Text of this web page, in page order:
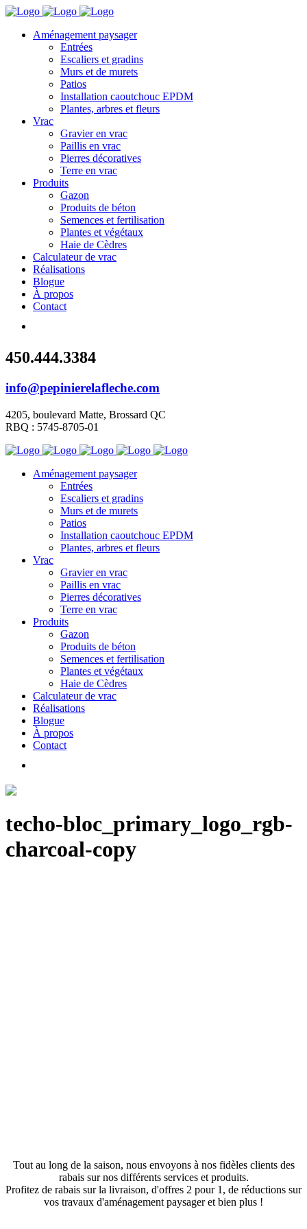
Aménagement paysager
Entrées
Escaliers et gradins
Murs et de murets
Patios
Installation caoutchouc EPDM
Plantes, arbres et fleurs
Vrac
Gravier en vrac
Paillis en vrac
Pierres décoratives
Terre en vrac
Produits
Gazon
Produits de béton
Semences et fertilisation
Plantes et végétaux
Haie de Cèdres
Calculateur de vrac
Réalisations
Blogue
À propos
Contact
450.444.3384
info@pepinierelafleche.com
4205, boulevard Matte, Brossard QC
RBQ : 5745-8705-01
Aménagement paysager
Entrées
Escaliers et gradins
Murs et de murets
Patios
Installation caoutchouc EPDM
Plantes, arbres et fleurs
Vrac
Gravier en vrac
Paillis en vrac
Pierres décoratives
Terre en vrac
Produits
Gazon
Produits de béton
Semences et fertilisation
Plantes et végétaux
Haie de Cèdres
Calculateur de vrac
Réalisations
Blogue
À propos
Contact
techo-bloc_primary_logo_rgb-
charcoal-copy
Tout au long de la saison, nous envoyons à nos fidèles clients des
rabais sur nos différents services et produits.
Profitez de rabais sur la livraison, d'offres 2 pour 1, de réductions sur
vos travaux d'aménagement paysager et bien plus !